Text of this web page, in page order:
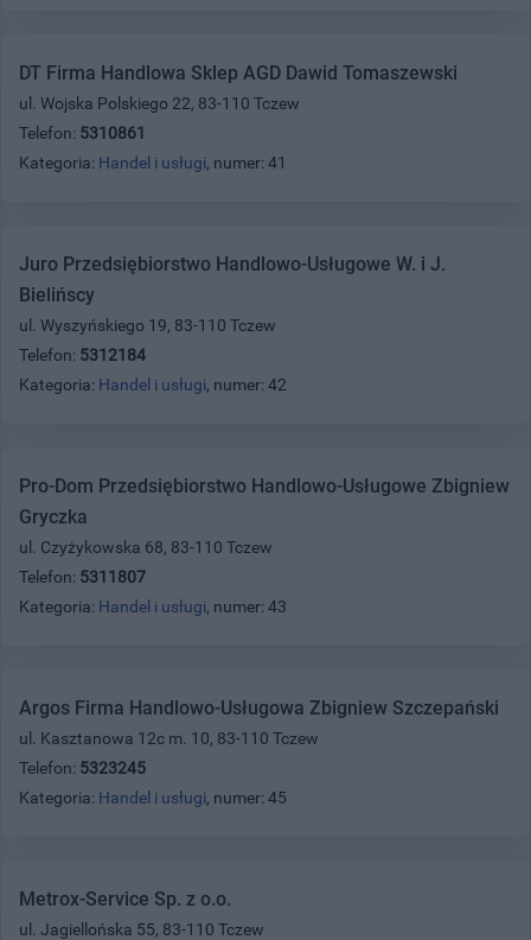
DT Firma Handlowa Sklep AGD Dawid Tomaszewski
ul. Wojska Polskiego 22, 83-110 Tczew
Telefon: 5310861
Kategoria: Handel i usługi, numer: 41
Juro Przedsiębiorstwo Handlowo-Usługowe W. i J.
Bielińscy
ul. Wyszyńskiego 19, 83-110 Tczew
Telefon: 5312184
Kategoria: Handel i usługi, numer: 42
Pro-Dom Przedsiębiorstwo Handlowo-Usługowe Zbigniew
Gryczka
ul. Czyżykowska 68, 83-110 Tczew
Telefon: 5311807
Kategoria: Handel i usługi, numer: 43
Argos Firma Handlowo-Usługowa Zbigniew Szczepański
ul. Kasztanowa 12c m. 10, 83-110 Tczew
Telefon: 5323245
Kategoria: Handel i usługi, numer: 45
Metrox-Service Sp. z o.o.
ul. Jagiellońska 55, 83-110 Tczew